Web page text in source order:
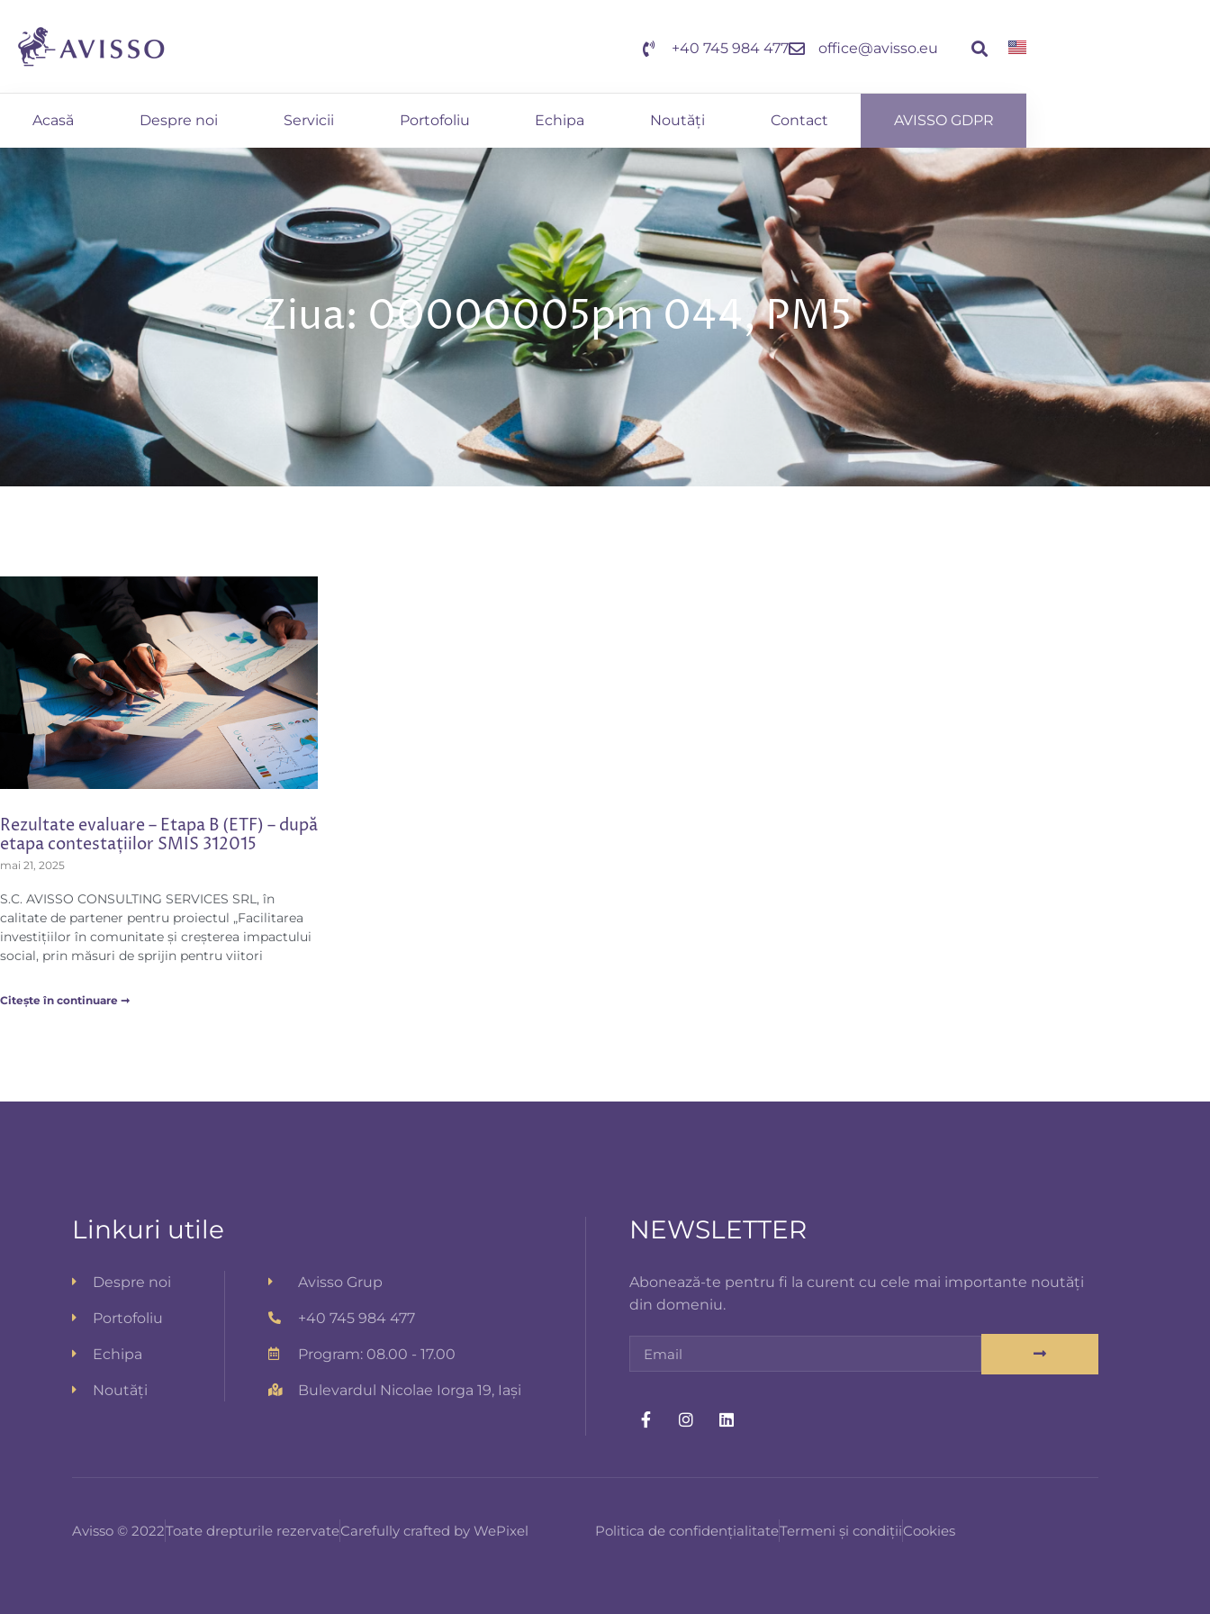
+40 745 984 477 office@avisso.eu
Acasă Despre noi Servicii Portofoliu Echipa Noutăți Contact AVISSO GDPR
Ziua: 00000005pm 044, PM5
Rezultate evaluare – Etapa B (ETF) – după
etapa contestațiilor SMIS 312015
mai 21, 2025
S.C. AVISSO CONSULTING SERVICES SRL, în
calitate de partener pentru proiectul „Facilitarea
investițiilor în comunitate și creșterea impactului
social, prin măsuri de sprijin pentru viitori
Citește în continuare ➞
Linkuri utile
Despre noi
Portofoliu
Echipa
Noutăți
Avisso Grup
+40 745 984 477
Program: 08.00 - 17.00
Bulevardul Nicolae Iorga 19, Iași
NEWSLETTER
Abonează-te pentru fi la curent cu cele mai importante noutăți
din domeniu.
Avisso © 2022Toate drepturile rezervateCarefully crafted by WePixel Politica de confidențialitateTermeni și condițiiCookies